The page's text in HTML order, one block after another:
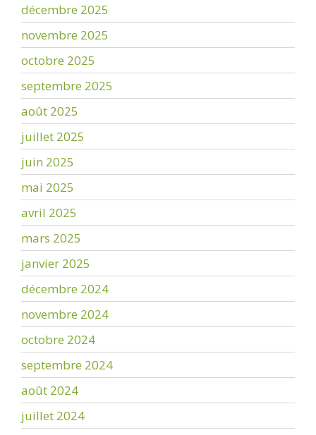
décembre 2025
novembre 2025
octobre 2025
septembre 2025
août 2025
juillet 2025
juin 2025
mai 2025
avril 2025
mars 2025
janvier 2025
décembre 2024
novembre 2024
octobre 2024
septembre 2024
août 2024
juillet 2024